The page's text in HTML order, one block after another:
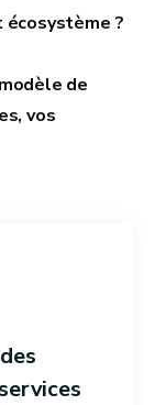
écosystème ?
de
vos